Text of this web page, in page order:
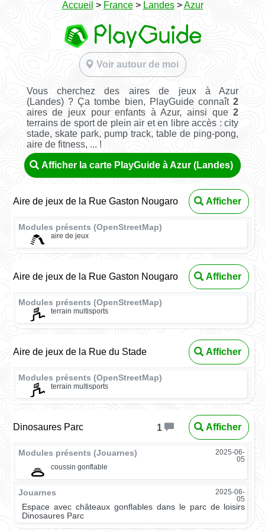
Accueil > France> Landes>Azur
Voir autour de moi
Vous cherchez des aires de jeux à Azur
(Landes) ? Ça tombe bien, PlayGuide connaît2
aires de jeux pour enfants à Azur, ainsi que2
terrains de sport de plein air et en libre accès : city
stade, skate park, pump track, table de ping-pong,
aire de fitness, ... !
Afficher la carte PlayGuide à Azur (Landes)
Aire de jeux de la Rue Gaston Nougaro Afficher
Modules présents (OpenStreetMap)
aire de jeux
Aire de jeux de la Rue Gaston Nougaro Afficher
Modules présents (OpenStreetMap)
terrain multisports
Aire de jeux de la Rue du Stade Afficher
Modules présents (OpenStreetMap)
terrain multisports
Dinosaures Parc 1 Afficher
Modules présents (Jouarnes)
2025-06-
05
coussin gonflable
Jouarnes
2025-06-
05
Espace avec châteaux gonflables dans le parc de loisirs
Dinosaures Parc